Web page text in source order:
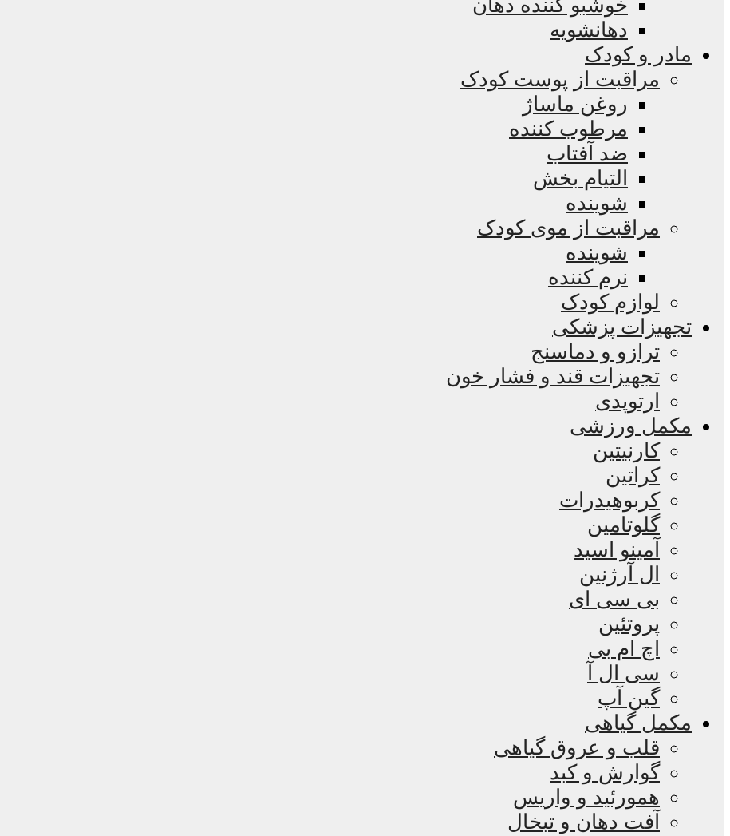
خوشبو کننده دهان
دهانشویه
مادر و کودک
مراقبت از پوست کودک
روغن ماساژ
مرطوب کننده
ضد آفتاب
التیام بخش
شوینده
مراقبت از موی کودک
شوینده
نرم کننده
لوازم کودک
تجهیزات پزشکی
ترازو و دماسنج
تجهیزات قند و فشار خون
ارتوپدی
مکمل ورزشی
کارنیتین
کراتین
کربوهیدرات
گلوتامین
آمینو اسید
ال آرژنین
بی سی ای
پروتئین
اچ ام بی
سی ال آ
گین آپ
مکمل گیاهی
قلب و عروق گیاهی
گوارش و کبد
همورئید و واریس
آفت دهان و تبخال